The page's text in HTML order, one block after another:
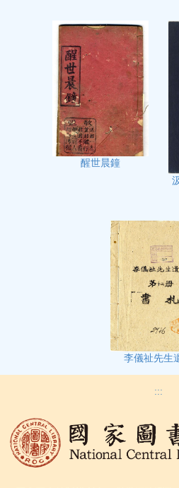
醒世晨鐘
李儀祉先生
:::